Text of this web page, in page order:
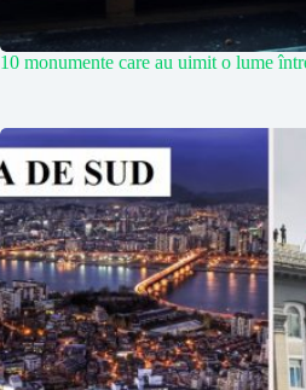
10 monumente care au uimit o lume